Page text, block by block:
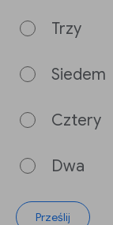
Trzy
Siedem
Cztery
Dwa
Prześlij